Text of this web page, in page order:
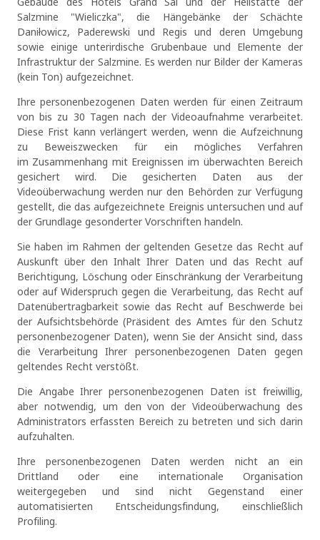
Salzmine "Wieliczka", die Hängebänke der Schächte
Daniłowicz, Paderewski und Regis und deren Umgebung
sowie einige unterirdische Grubenbaue und Elemente der
Infrastruktur der Salzmine. Es werden nur Bilder der Kameras
(kein Ton) aufgezeichnet.
Ihre personenbezogenen Daten werden für einen Zeitraum
von bis zu 30 Tagen nach der Videoaufnahme verarbeitet.
Diese Frist kann verlängert werden, wenn die Aufzeichnung
zu Beweiszwecken für ein mögliches Verfahren
im Zusammenhang mit Ereignissen im überwachten Bereich
gesichert wird. Die gesicherten Daten aus der
Videoüberwachung werden nur den Behörden zur Verfügung
gestellt, die das aufgezeichnete Ereignis untersuchen und auf
der Grundlage gesonderter Vorschriften handeln.
Sie haben im Rahmen der geltenden Gesetze das Recht auf
Auskunft über den Inhalt Ihrer Daten und das Recht auf
Berichtigung, Löschung oder Einschränkung der Verarbeitung
oder auf Widerspruch gegen die Verarbeitung, das Recht auf
Datenübertragbarkeit sowie das Recht auf Beschwerde bei
der Aufsichtsbehörde (Präsident des Amtes für den Schutz
personenbezogener Daten), wenn Sie der Ansicht sind, dass
die Verarbeitung Ihrer personenbezogenen Daten gegen
geltendes Recht verstößt.
Die Angabe Ihrer personenbezogenen Daten ist freiwillig,
aber notwendig, um den von der Videoüberwachung des
Administrators erfassten Bereich zu betreten und sich darin
aufzuhalten.
Ihre personenbezogenen Daten werden nicht an ein
Drittland oder eine internationale Organisation
weitergegeben und sind nicht Gegenstand einer
automatisierten Entscheidungsfindung, einschließlich
Profiling.
OK